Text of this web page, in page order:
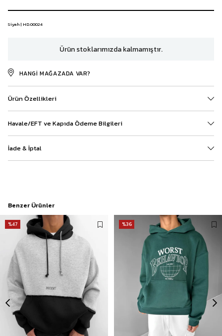
Siyah | HD.00024
Ürün stoklarımızda kalmamıştır.
HANGI MAĞAZADA VAR?
Ürün Özellikleri
Havale/EFT ve Kapıda Ödeme Bilgileri
İade & İptal
Benzer Ürünler
%47 %36